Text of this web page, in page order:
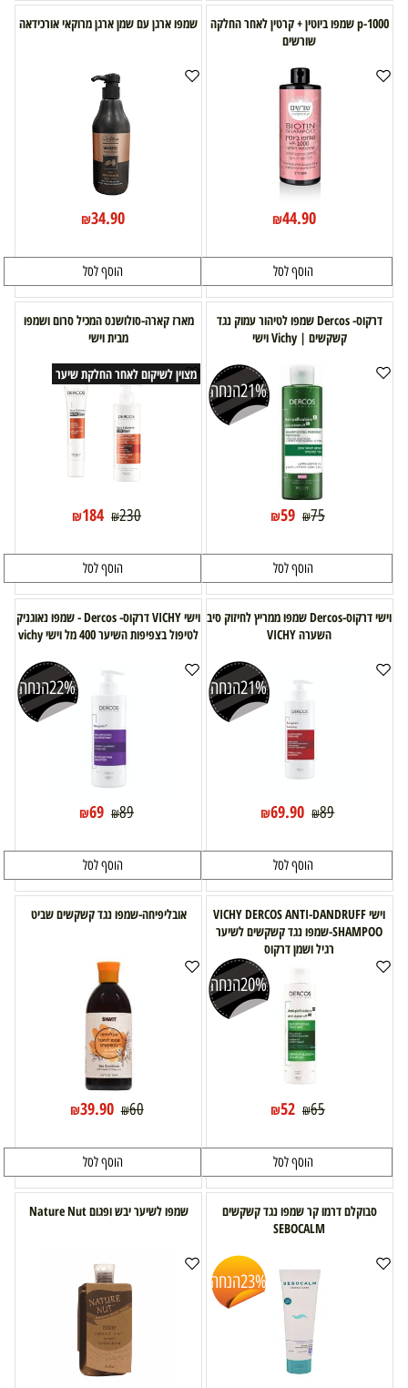
p-1000 שמפו ביוטין + קרטין לאחר החלקה
שורשים
₪44.90
הוסף לסל
שמפו ארגן עם שמן ארגן מרוקאי אורכידאה
₪34.90
הוסף לסל
דרקוס- Dercos שמפו לטיהור עמוק נגד
קשקשים | Vichy וישי
21%הנחה
₪75
₪59
הוסף לסל
מארז קארה-סולושנס המכיל סרום ושמפו
מבית וישי
מצוין לשיקום לאחר החלקת שיער
₪230
₪184
הוסף לסל
וישי דרקוס-Dercos שמפו ממריץ לחיזוק סיב
השערה VICHY
21%הנחה
₪89
₪69.90
הוסף לסל
וישי VICHY דרקוס- Dercos - שמפו נאוגניק
לטיפול בצפיפות השיער 400 מל וישי vichy
22%הנחה
₪89
₪69
הוסף לסל
וישי VICHY DERCOS ANTI-DANDRUFF
SHAMPOO-שמפו נגד קשקשים לשיער
רגיל ושמן דרקוס
20%הנחה
₪65
₪52
הוסף לסל
אובליפיחה-שמפו נגד קשקשים שביט
₪60
₪39.90
הוסף לסל
סבוקלם דרמו קר שמפו נגד קשקשים
SEBOCALM
23%הנחה
שמפו לשיער יבש ופגום Nature Nut